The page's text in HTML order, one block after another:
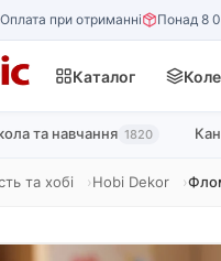
Оплата при отриманні Понад 8
Каталог
та навчання 1820
та хобі Hobi Dekor